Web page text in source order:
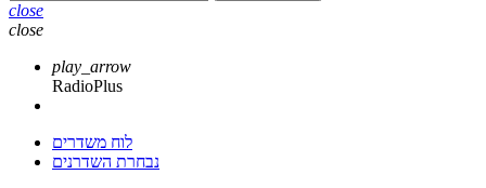
close
close
play_arrow
RadioPlus
לוח משדרים
נבחרת השדרנים